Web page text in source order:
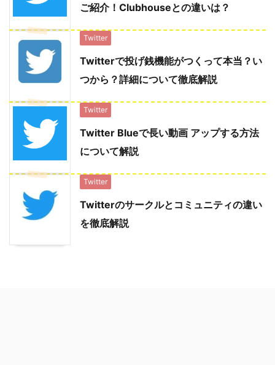
ご紹介！Clubhouseとの違いは？
Twitter
Twitterで投げ銭機能がつくって本当？い
つから？詳細について徹底解説
Twitter
Twitter Blueで長い動画 アップする方法
について解説
Twitter
Twitterのサークルとコミュニティの違い
を徹底解説